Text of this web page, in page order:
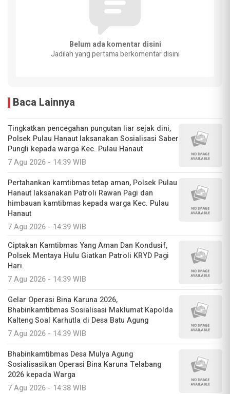
Belum ada komentar disini
Jadilah yang pertama berkomentar disini
Baca Lainnya
Tingkatkan pencegahan pungutan liar sejak dini,
Polsek Pulau Hanaut laksanakan Sosialisasi Saber
Pungli kepada warga Kec. Pulau Hanaut
7 Agu 2026 - 14:39 WIB
Pertahankan kamtibmas tetap aman, Polsek Pulau
Hanaut laksanakan Patroli Rawan Pagi dan
himbauan kamtibmas kepada warga Kec. Pulau
Hanaut
7 Agu 2026 - 14:39 WIB
Ciptakan Kamtibmas Yang Aman Dan Kondusif,
Polsek Mentaya Hulu Giatkan Patroli KRYD Pagi
Hari.
7 Agu 2026 - 14:39 WIB
​​​​​​​​​​​Gelar Operasi Bina Karuna 2026,
Bhabinkamtibmas Sosialisasi Maklumat Kapolda
Kalteng Soal Karhutla di Desa Batu Agung ​
7 Agu 2026 - 14:39 WIB
Bhabinkamtibmas Desa Mulya Agung
Sosialisasikan Operasi Bina Karuna Telabang
2026 kepada Warga
7 Agu 2026 - 14:38 WIB